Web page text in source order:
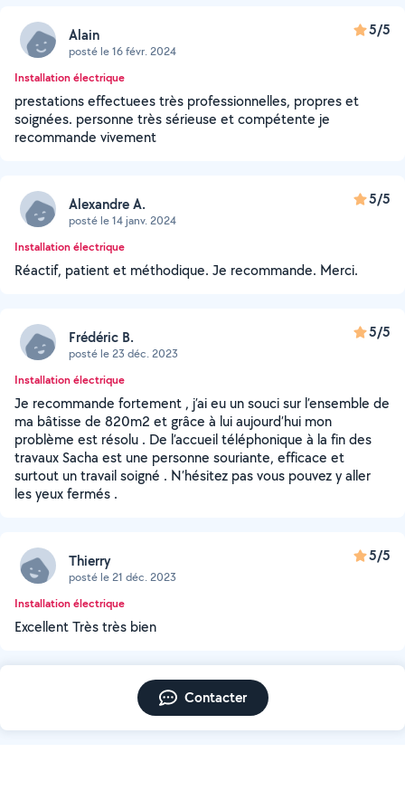
Alain
posté le 16 févr. 2024
5/5
Installation électrique
prestations effectuees très professionnelles, propres et
soignées. personne très sérieuse et compétente je
recommande vivement
Alexandre A.
posté le 14 janv. 2024
5/5
Installation électrique
Réactif, patient et méthodique. Je recommande. Merci.
Frédéric B.
posté le 23 déc. 2023
5/5
Installation électrique
Je recommande fortement , j’ai eu un souci sur l’ensemble de
ma bâtisse de 820m2 et grâce à lui aujourd’hui mon
problème est résolu . De l’accueil téléphonique à la fin des
travaux Sacha est une personne souriante, efficace et
surtout un travail soigné . N’hésitez pas vous pouvez y aller
les yeux fermés .
Thierry
posté le 21 déc. 2023
5/5
Installation électrique
Excellent Très très bien
Contacter